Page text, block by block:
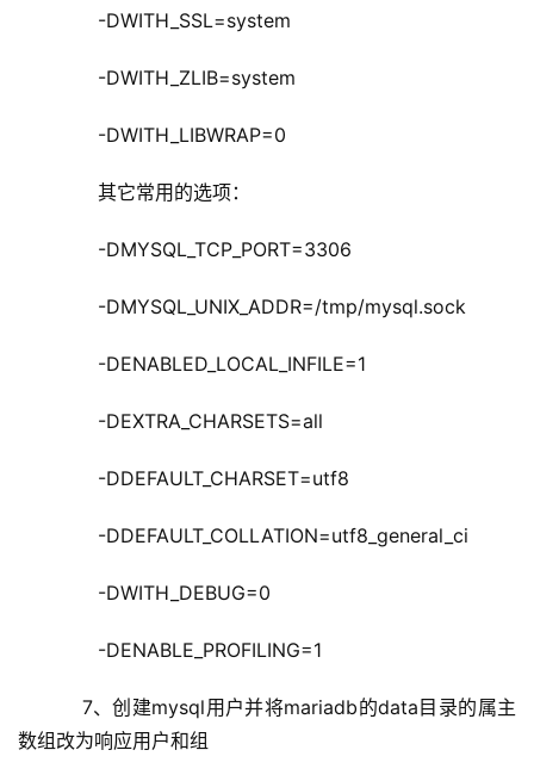
-DWITH_SSL=system
-DWITH_ZLIB=system
-DWITH_LIBWRAP=0
其它常用的选项：
-DMYSQL_TCP_PORT=3306
-DMYSQL_UNIX_ADDR=/tmp/mysql.sock
-DENABLED_LOCAL_INFILE=1
-DEXTRA_CHARSETS=all
-DDEFAULT_CHARSET=utf8
-DDEFAULT_COLLATION=utf8_general_ci
-DWITH_DEBUG=0
-DENABLE_PROFILING=1
7、创建mysql用户并将mariadb的data目录的属主
数组改为响应用户和组